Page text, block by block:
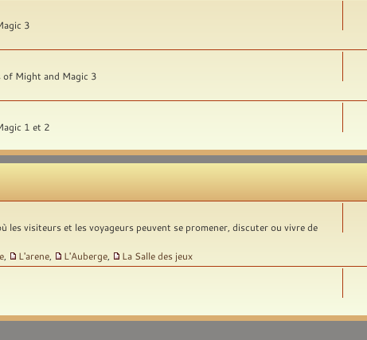
3
of Might and Magic 3
1 et 2
les visiteurs et les voyageurs peuvent se promener, discuter ou vivre de
L'arene L'Auberge La Salle des jeux